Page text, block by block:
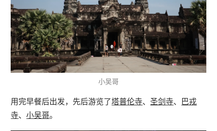
小吴哥
用完早餐后出发，先后游览了塔普伦寺、圣剑寺、 巴戎
寺、小吴哥。